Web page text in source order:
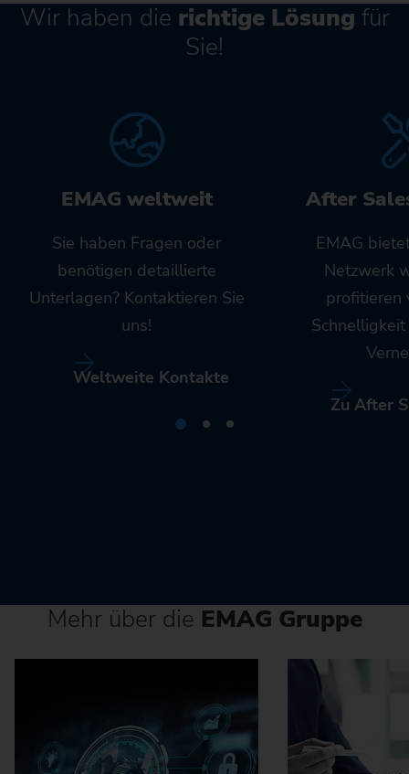
Wir haben die richtige Lösung für
Sie!
EMAG weltweit
Sie haben Fragen oder
benötigen detaillierte
Unterlagen? Kontaktieren Sie
uns!
Weltweite Kontakte
After
EMAG
Netzwerk
profitieren
Zu After
Mehr über die EMAG Gruppe